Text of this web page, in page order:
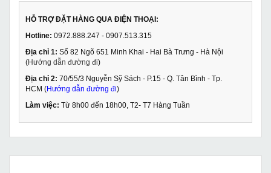
HỖ TRỢ ĐẶT HÀNG QUA ĐIỆN THOẠI:
Hotline: 0972.888.247 - 0907.513.315
Địa chỉ 1: Số 82 Ngõ 651 Minh Khai - Hai Bà Trưng - Hà Nội
(Hướng dẫn đường đi)
Địa chỉ 2: 70/55/3 Nguyễn Sỹ Sách - P.15 - Q. Tân Bình - Tp.
HCM (Hướng dẫn đường đi)
Làm việc: Từ 8h00 đến 18h00, T2- T7 Hàng Tuần